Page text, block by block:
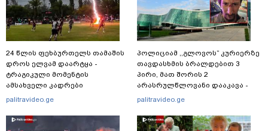
24 წლის ფეხბურთელს თამაშის
დროს ელვამ დაარტყა -
ტრაგიკული მომენტის
ამსახველი კადრები
ტაილანდიდან მედიაში
palitravideo.ge
პოლიციამ ,,გლოვოს” კურიერზე
თავდასხმის ბრალდებით 3
პირი, მათ შორის 2
არასრულწლოვანი დააკავა -
შსს ინფორმაციას ავრცელებს
palitravideo.ge